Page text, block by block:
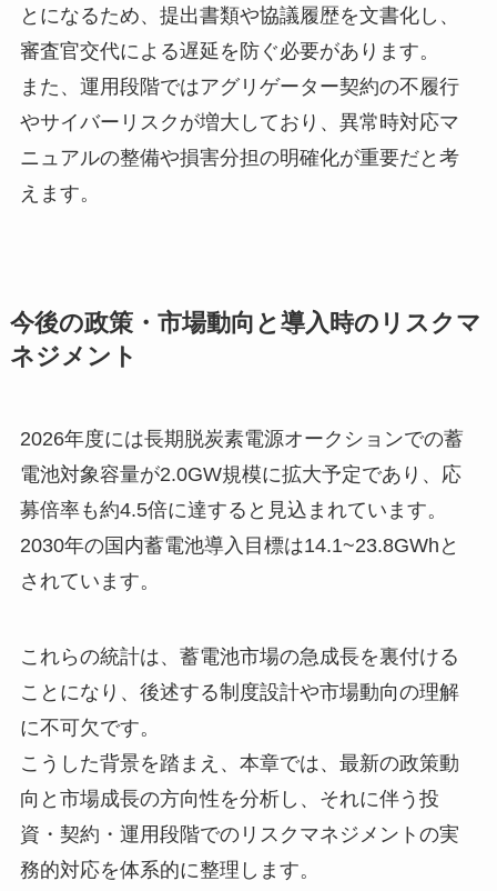
とになるため、提出書類や協議履歴を文書化し、
審査官交代による遅延を防ぐ必要があります。
また、運用段階ではアグリゲーター契約の不履行
やサイバーリスクが増大しており、異常時対応マ
ニュアルの整備や損害分担の明確化が重要だと考
えます。
今後の政策・市場動向と導入時のリスクマ
ネジメント
2026年度には長期脱炭素電源オークションでの蓄
電池対象容量が2.0GW規模に拡大予定であり、応
募倍率も約4.5倍に達すると見込まれています。
2030年の国内蓄電池導入目標は14.1~23.8GWhと
されています。
これらの統計は、蓄電池市場の急成長を裏付ける
ことになり、後述する制度設計や市場動向の理解
に不可欠です。
こうした背景を踏まえ、本章では、最新の政策動
向と市場成長の方向性を分析し、それに伴う投
資・契約・運用段階でのリスクマネジメントの実
務的対応を体系的に整理します。